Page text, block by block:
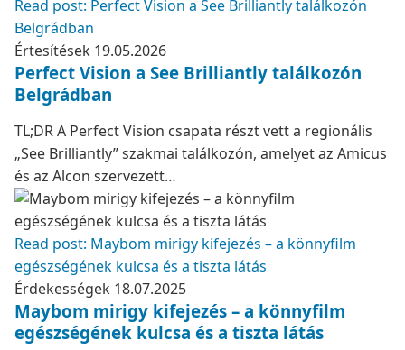
Read post: Perfect Vision a See Brilliantly találkozón
Belgrádban
Értesítések 19.05.2026
Perfect Vision a See Brilliantly találkozón
Belgrádban
TL;DR A Perfect Vision csapata részt vett a regionális
„See Brilliantly” szakmai találkozón, amelyet az Amicus
és az Alcon szervezett…
Read post: Maybom mirigy kifejezés – a könnyfilm
egészségének kulcsa és a tiszta látás
Érdekességek 18.07.2025
Maybom mirigy kifejezés – a könnyfilm
egészségének kulcsa és a tiszta látás